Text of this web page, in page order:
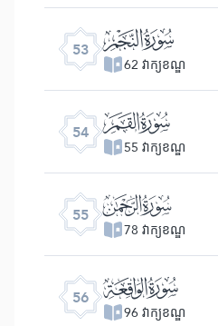
53 ﯢ
62 វាក្យខណ្ឌ
54 ﯣ
55 វាក្យខណ្ឌ
55 ﯤ
78 វាក្យខណ្ឌ
56 ﯥ
96 វាក្យខណ្ឌ